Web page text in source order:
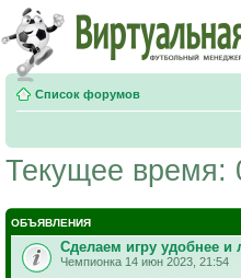
Список форумов
Текущее время:
ОБЪЯВЛЕНИЯ
Сделаем игру удобнее и
Чемпионка 14 июн 2023, 21:54